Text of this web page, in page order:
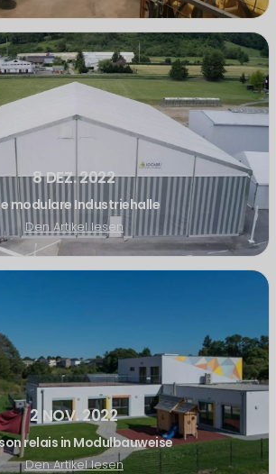
8 DEZ. 2022
modulare Industriehalle
Den Artikel lesen
2 NOV. 2022
relais in Modulbauweise
Den Artikel lesen